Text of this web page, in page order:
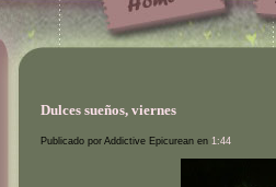
Dulces sueños, viernes
Publicado por Addictive Epicurean en 1:44